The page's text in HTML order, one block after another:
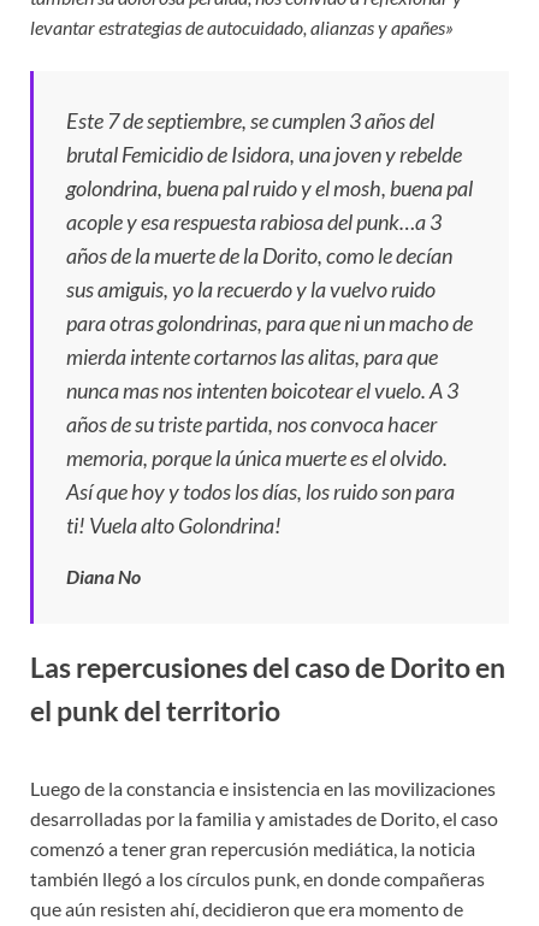
levantar estrategias de autocuidado, alianzas y apañes»
Este 7 de septiembre, se cumplen 3 años del
brutal Femicidio de Isidora, una joven y rebelde
golondrina, buena pal ruido y el mosh, buena pal
acople y esa respuesta rabiosa del punk…a 3
años de la muerte de la Dorito, como le decían
sus amiguis, yo la recuerdo y la vuelvo ruido
para otras golondrinas, para que ni un macho de
mierda intente cortarnos las alitas, para que
nunca mas nos intenten boicotear el vuelo. A 3
años de su triste partida, nos convoca hacer
memoria, porque la única muerte es el olvido.
Así que hoy y todos los días, los ruido son para
ti! Vuela alto Golondrina!
Diana No
Las repercusiones del caso de Dorito en
el punk del territorio
Luego de la constancia e insistencia en las movilizaciones
desarrolladas por la familia y amistades de Dorito, el caso
comenzó a tener gran repercusión mediática, la noticia
también llegó a los círculos punk, en donde compañeras
que aún resisten ahí, decidieron que era momento de